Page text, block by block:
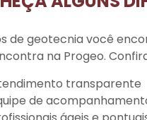
de geotecnia você
na Progeo.
transparente
de